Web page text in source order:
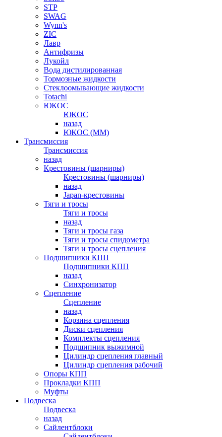
STP
SWAG
Wynn's
ZIC
Лавр
Антифризы
Лукойл
Вода дистилированная
Тормозные жидкости
Стеклоомывающие жидкости
Totachi
ЮКОС
ЮКОС
назад
ЮКОС (ММ)
Трансмиссия
Трансмиссия
назад
Крестовины (шарниры)
Крестовины (шарниры)
назад
Japan-крестовины
Тяги и тросы
Тяги и тросы
назад
Тяги и тросы газа
Тяги и тросы спидометра
Тяги и тросы сцепления
Подшипники КПП
Подшипники КПП
назад
Синхронизатор
Сцепление
Сцепление
назад
Корзина сцепления
Диски сцепления
Комплекты сцепления
Подшипник выжимной
Цилиндр сцепления главный
Цилиндр сцепления рабочий
Опоры КПП
Прокладки КПП
Муфты
Подвеска
Подвеска
назад
Сайлентблоки